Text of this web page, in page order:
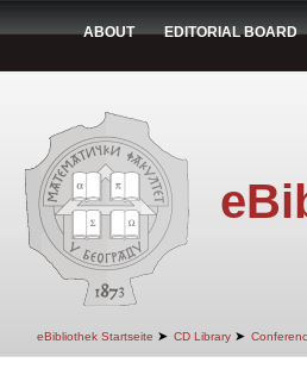
ABOUT EDITORIAL BOARD
eBibliothek Startseite ➤ CD Library ➤